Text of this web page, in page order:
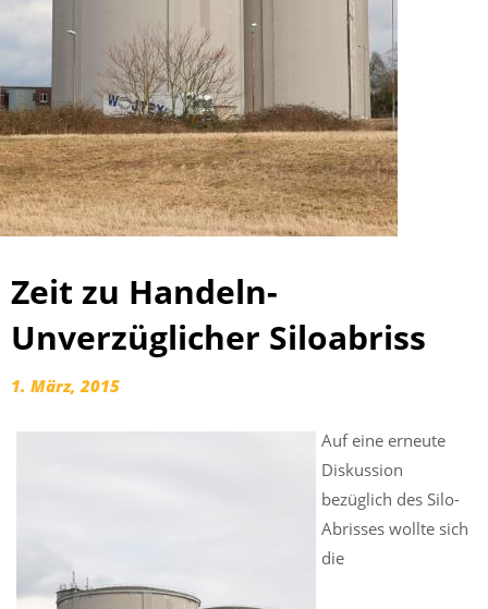
Zeit zu Handeln-
Unverzüglicher Siloabriss
1. März, 2015
Auf eine erneute
Diskussion
bezüglich des Silo-
Abrisses wollte sich
die